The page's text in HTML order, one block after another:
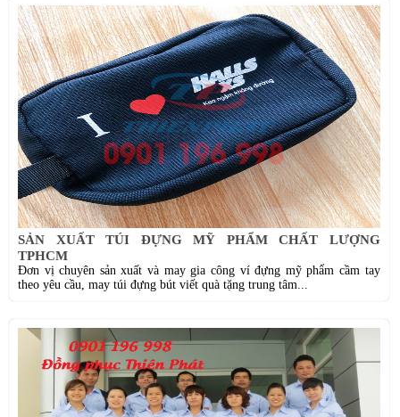
SẢN XUẤT TÚI ĐỰNG MỸ PHẨM CHẤT LƯỢNG
TPHCM
Đơn vị chuyên sản xuất và may gia công ví đựng mỹ phẩm cầm tay
theo yêu cầu, may túi đựng bút viết quà tặng trung tâm...